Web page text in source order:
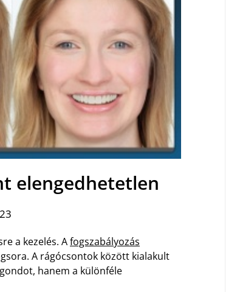
elengedhetetlen
a kezelés. Afogszabályozás
A rágócsontok között kialakult
hanem a különféle